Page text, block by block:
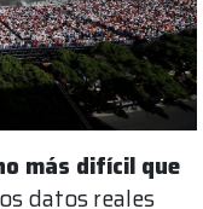
más difícil que
datos reales